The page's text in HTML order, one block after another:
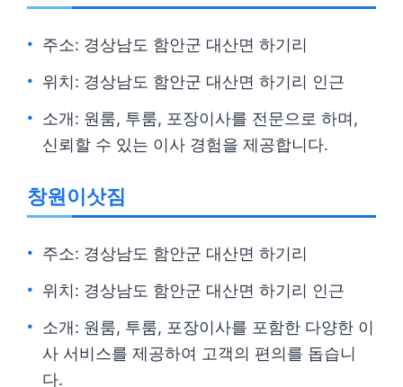
주소: 경상남도 함안군 대산면 하기리
위치: 경상남도 함안군 대산면 하기리 인근
소개: 원룸, 투룸, 포장이사를 전문으로 하며,
신뢰할 수 있는 이사 경험을 제공합니다.
창원이삿짐
주소: 경상남도 함안군 대산면 하기리
위치: 경상남도 함안군 대산면 하기리 인근
소개: 원룸, 투룸, 포장이사를 포함한 다양한 이
사 서비스를 제공하여 고객의 편의를 돕습니
다.